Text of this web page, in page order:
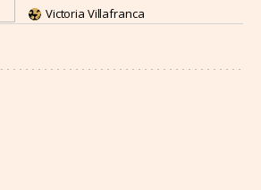
Victoria Villafranca